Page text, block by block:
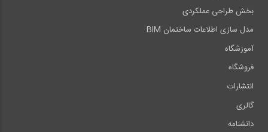
بخش طراحی عملکردی
مدل سازی اطلاعات ساختمان BIM
آموزشگاه
فروشگاه
انتشارات
گالری
دانشنامه